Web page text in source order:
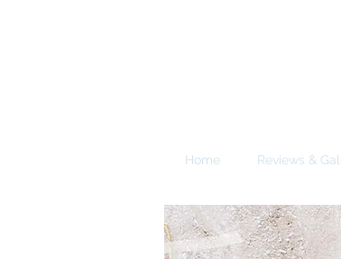
Home Reviews &